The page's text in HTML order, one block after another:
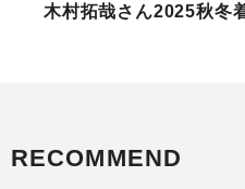
RECOMMEND
木村拓哉さん2025秋冬